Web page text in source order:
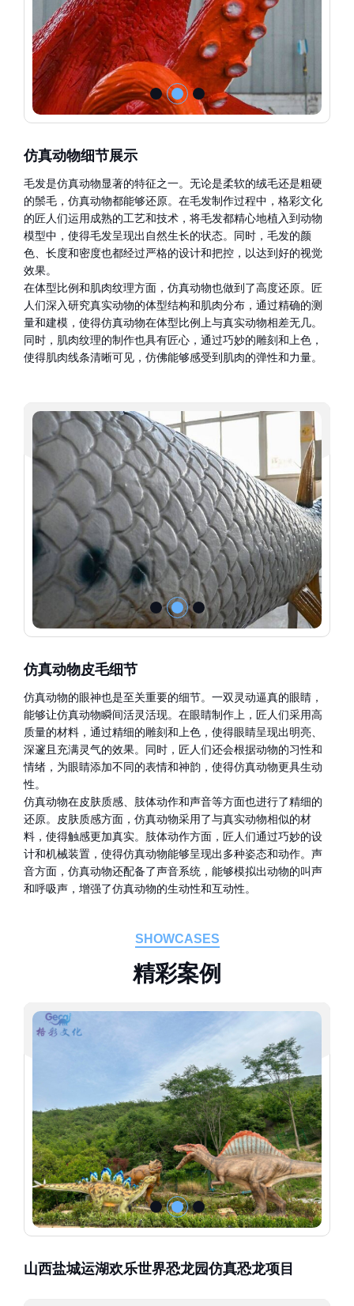
仿真动物细节展示
毛发是仿真动物显著的特征之一。无论是柔软的绒毛还是粗硬
的鬃毛，仿真动物都能够还原。在毛发制作过程中，格彩文化
的匠人们运用成熟的工艺和技术，将毛发都精心地植入到动物
模型中，使得毛发呈现出自然生长的状态。同时，毛发的颜
色、长度和密度也都经过严格的设计和把控，以达到好的视觉
效果。
在体型比例和肌肉纹理方面，仿真动物也做到了高度还原。匠
人们深入研究真实动物的体型结构和肌肉分布，通过精确的测
量和建模，使得仿真动物在体型比例上与真实动物相差无几。
同时，肌肉纹理的制作也具有匠心，通过巧妙的雕刻和上色，
使得肌肉线条清晰可见，仿佛能够感受到肌肉的弹性和力量。
仿真动物皮毛细节
仿真动物的眼神也是至关重要的细节。一双灵动逼真的眼睛，
能够让仿真动物瞬间活灵活现。在眼睛制作上，匠人们采用高
质量的材料，通过精细的雕刻和上色，使得眼睛呈现出明亮、
深邃且充满灵气的效果。同时，匠人们还会根据动物的习性和
情绪，为眼睛添加不同的表情和神韵，使得仿真动物更具生动
性。
仿真动物在皮肤质感、肢体动作和声音等方面也进行了精细的
还原。皮肤质感方面，仿真动物采用了与真实动物相似的材
料，使得触感更加真实。肢体动作方面，匠人们通过巧妙的设
计和机械装置，使得仿真动物能够呈现出多种姿态和动作。声
音方面，仿真动物还配备了声音系统，能够模拟出动物的叫声
和呼吸声，增强了仿真动物的生动性和互动性。
SHOWCASES
精彩案例
山西盐城运湖欢乐世界恐龙园仿真恐龙项目